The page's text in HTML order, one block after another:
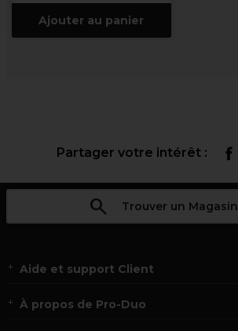
Ajouter au panier
Partager votre intérêt :
Trouver un Magasin
Aide et support Client
À propos de Pro-Duo